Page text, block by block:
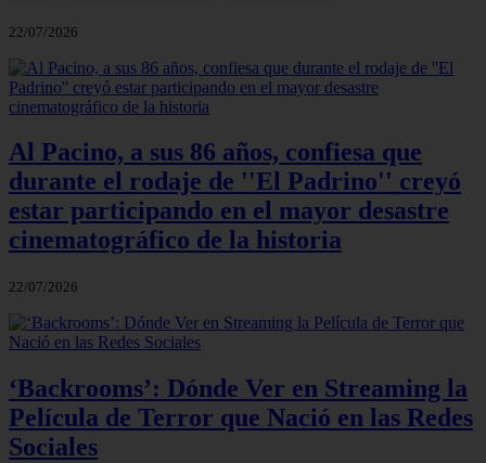
22/07/2026
Al Pacino, a sus 86 años, confiesa que
durante el rodaje de ''El Padrino'' creyó
estar participando en el mayor desastre
cinematográfico de la historia
22/07/2026
‘Backrooms’: Dónde Ver en Streaming la
Película de Terror que Nació en las Redes
Sociales